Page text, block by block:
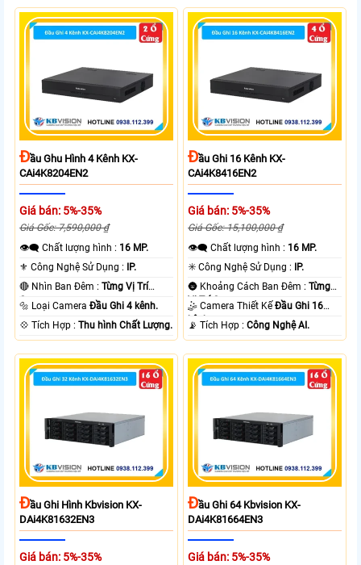
ĐẦu Ghu Hình 4 Kênh KX-
CAi4K8204EN2
Giá bán: 5%-35%
Giá Gốc: 7,590,000 ₫
👁️‍🗨 Chất lượng hình : 16 MP.
⚜️ Công Nghệ Sử Dụng : IP.
🔴 Nhìn Ban Đêm :Từng Vị Trí
Camera .
🔩 Loại CameraĐầu Ghi 4 kênh.
️💠 Tích Hợp :Thu hình Chất Lượng.
ĐẦu Ghi 16 Kênh KX-
CAi4K8416EN2
Giá bán: 5%-35%
Giá Gốc: 15,100,000 ₫
👁️‍🗨 Chất lượng hình : 16 MP.
✳️ Công Nghệ Sử Dụng : IP.
🌚 Khoảng Cách Ban Đêm :Từng
Vị Trí Camera .
🤹 Camera Thiết KếĐầu Ghi 16
kênh.
️📡 Tích Hợp :Công Nghệ AI.
ĐẦu Ghi Hình Kbvision KX-
DAi4K81632EN3
Giá bán: 5%-35%
ĐẦu Ghi 64 Kbvision KX-
DAi4K81664EN3
Giá bán: 5%-35%